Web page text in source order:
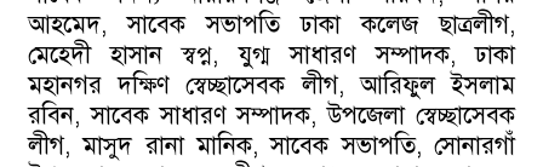
আহমেদ, সাবেক সভাপতি ঢাকা কলেজ ছাত্রলীগ,
মেহেদী হাসান স্বপ্ন, যুগ্ম সাধারণ সম্পাদক, ঢাকা
মহানগর দক্ষিণ স্বেচ্ছাসেবক লীগ, আরিফুল ইসলাম
রবিন, সাবেক সাধারণ সম্পাদক, উপজেলা স্বেচ্ছাসেবক
লীগ, মাসুদ রানা মানিক, সাবেক সভাপতি, সোনারগাঁ